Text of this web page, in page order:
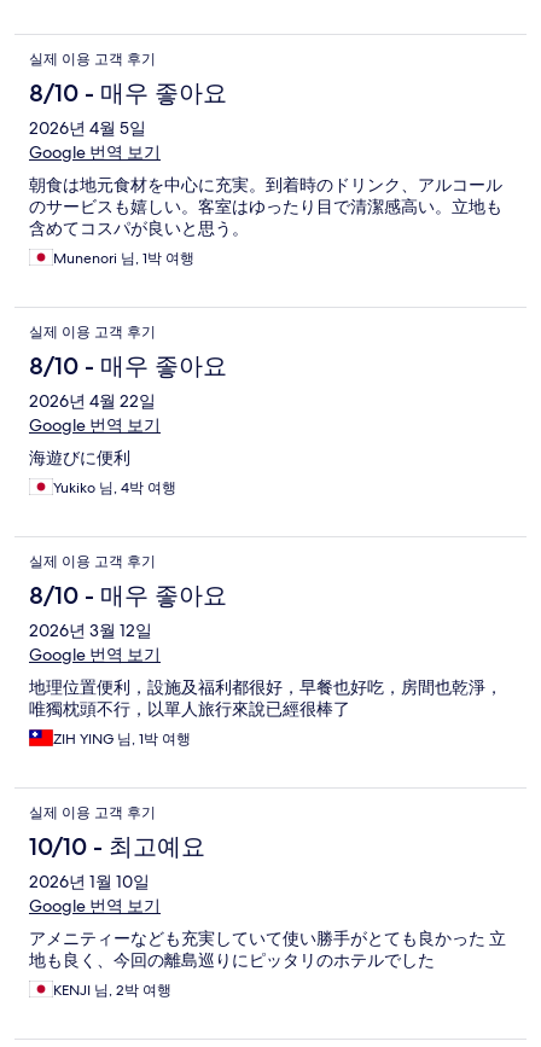
실제 이용 고객 후기
8/10 - 매우 좋아요
2026년 4월 5일
Google 번역 보기
朝食は地元食材を中心に充実。到着時のドリンク、アルコール
のサービスも嬉しい。客室はゆったり目で清潔感高い。立地も
含めてコスパが良いと思う。
Munenori 님, 1박 여행
실제 이용 고객 후기
8/10 - 매우 좋아요
2026년 4월 22일
Google 번역 보기
海遊びに便利
Yukiko 님, 4박 여행
실제 이용 고객 후기
8/10 - 매우 좋아요
2026년 3월 12일
Google 번역 보기
地理位置便利，設施及福利都很好，早餐也好吃，房間也乾淨，
唯獨枕頭不行，以單人旅行來說已經很棒了
ZIH YING 님, 1박 여행
실제 이용 고객 후기
10/10 - 최고예요
2026년 1월 10일
Google 번역 보기
アメニティーなども充実していて使い勝手がとても良かった 立
地も良く、今回の離島巡りにピッタリのホテルでした
KENJI 님, 2박 여행